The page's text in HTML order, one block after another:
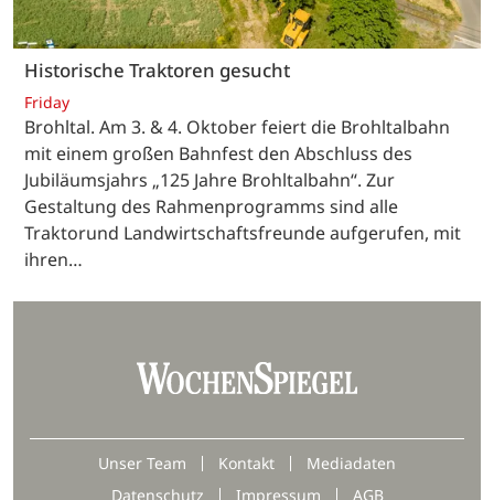
Historische Traktoren gesucht
Friday
Brohltal. Am 3. & 4. Oktober feiert die Brohltalbahn
mit einem großen Bahnfest den Abschluss des
Jubiläumsjahrs „125 Jahre Brohltalbahn“. Zur
Gestaltung des Rahmenprogramms sind alle
Traktorund Landwirtschaftsfreunde aufgerufen, mit
ihren…
Unser Team Kontakt
Mediadaten
Datenschutz
Impressum AGB